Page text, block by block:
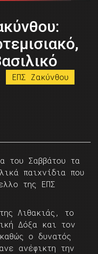
ΕΠΣ Ζακύνθου
του Σαββάτου τα
παιχνίδια που
της ΕΠΣ
Λιθακιάς, το
Δόξα και τον
ο δυνατός
ανέφικτη την